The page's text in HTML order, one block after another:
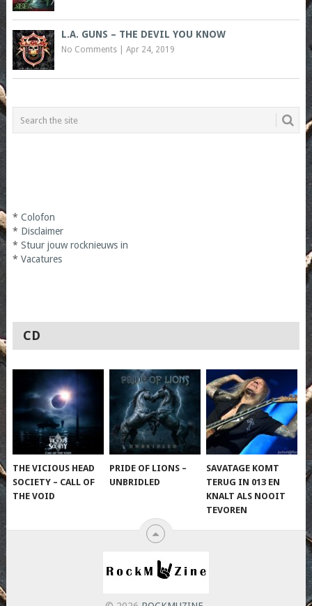
L.A. GUNS – THE DEVIL YOU KNOW
No Comments| Apr 24, 2019
* Colofon
* Disclaimer
* Stuur jouw rocknieuws in
* Vacatures
CD
THE VICIOUS HEAD
SOCIETY – CALL OF
THE VOID
PRIDE OF LIONS –
UNBRIDLED
SAVATAGE KOMT
TERUG IN 013 EN
KNALT ALS NOOIT
TEVOREN